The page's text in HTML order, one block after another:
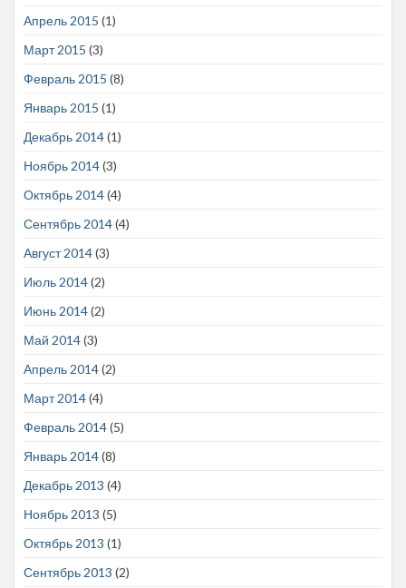
Апрель 2015 (1)
Март 2015 (3)
Февраль 2015 (8)
Январь 2015 (1)
Декабрь 2014(1)
Ноябрь 2014(3)
Октябрь 2014(4)
Сентябрь 2014(4)
Август 2014(3)
Июль 2014(2)
Июнь 2014(2)
Май 2014(3)
Апрель 2014(2)
Март 2014(4)
Февраль 2014(5)
Январь 2014(8)
Декабрь 2013 (4)
Ноябрь 2013 (5)
Октябрь 2013 (1)
Сентябрь 2013 (2)